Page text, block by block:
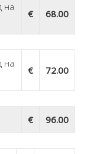
на
€ 68.00
на
€ 72.00
€ 96.00